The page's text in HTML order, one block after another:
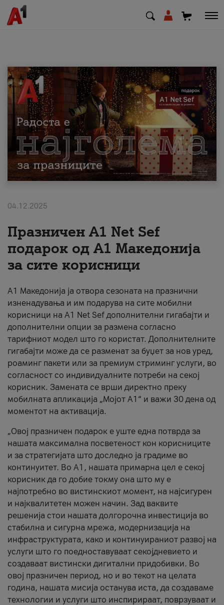
МК EN SQ
Приватни Деловни
Поддршка
Надополни кредит
За нас
#ПодобарОнлајн
04.12.2025
Празничен A1 Net Sеf
подарок од А1 Македонија
за сите корисници
А1 Македонија ја отвора сезоната на празнични
изненадувања и им подарува на сите мобилни
корисници на A1 Net Sef дополнителни гигабајти и
дополнителни опции за размена согласно
тарифниот модел што го користат. Дополнителните
гигабајти може да се разменат за буџет за нов уред,
роаминг пакети или за премиум стриминг услуги, во
согласност со индивидуалните потреби на секој
корисник. Замената се врши директно преку
мобилната апликација „Мојот А1“ и важи 30 дена од
моментот на активација.
„Овој празничен подарок е уште една потврда за
нашата максимална посветеност кон корисниците
и за стратегијата што доследно ја градиме во
континуитет. Во А1, нашата примарна цел е секој
корисник да го добие токму она што му е
најпотребно во вистинскиот момент, на најсигурен
и најквалитетен можен начин. Зад ваквите
решенија стои нашата долгорочна инвестиција во
стабилна и сигурна мрежа, модернизација на
инфраструктурата, како и континуираниот развој на
услуги што го поедноставуваат секојдневието и
создаваат вистински дигитални придобивки. Во
овој празничен период, но и во текот на целата
година, нашата мисија останува иста, да создаваме
технологии и услуги што инспирираат, поврзуваат и